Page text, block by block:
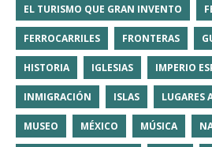
EL TURISMO QUE GRAN INVENTO
FERROCARRILES FRONTERAS
HISTORIA IGLESIAS IMPERIO
INMIGRACIÓN ISLAS LUGARES
MUSEO MÉXICO MÚSICA